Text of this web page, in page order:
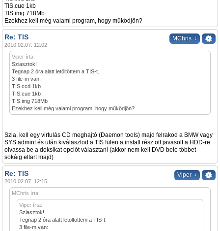
TIS.cue 1kb
TIS.img 718Mb
Ezekhez kell még valami program, hogy működjön?
MChris ↓
Re: TIS
2010.02.07. 12:02
Viper írta:
Sziasztok!
Tegnap 2 óra alatt letöltöttem a TIS-t.
3 file-m van:
TIS.ccd 1kb
TIS.cue 1kb
TIS.img 718Mb
Ezekhez kell még valami program, hogy működjön?
Szia, kell egy virtulás CD meghajtó (Daemon tools) majd felrakod a BMW vagy
SYS admint és után kiválasztod a TIS fülen a install rész ott javasolt a HDD-re
olvassa be a doksikat opciót választani (akkor nem kell DVD bele többet -
sokáig eltart majd)
Viper ↓
Re: TIS
2010.02.07. 12:15
MChris írta:
Viper írta:
Sziasztok!
Tegnap 2 óra alatt letöltöttem a TIS-t.
3 file-m van: